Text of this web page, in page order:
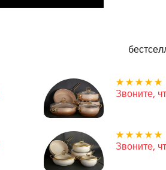
Звоните,
Звоните,